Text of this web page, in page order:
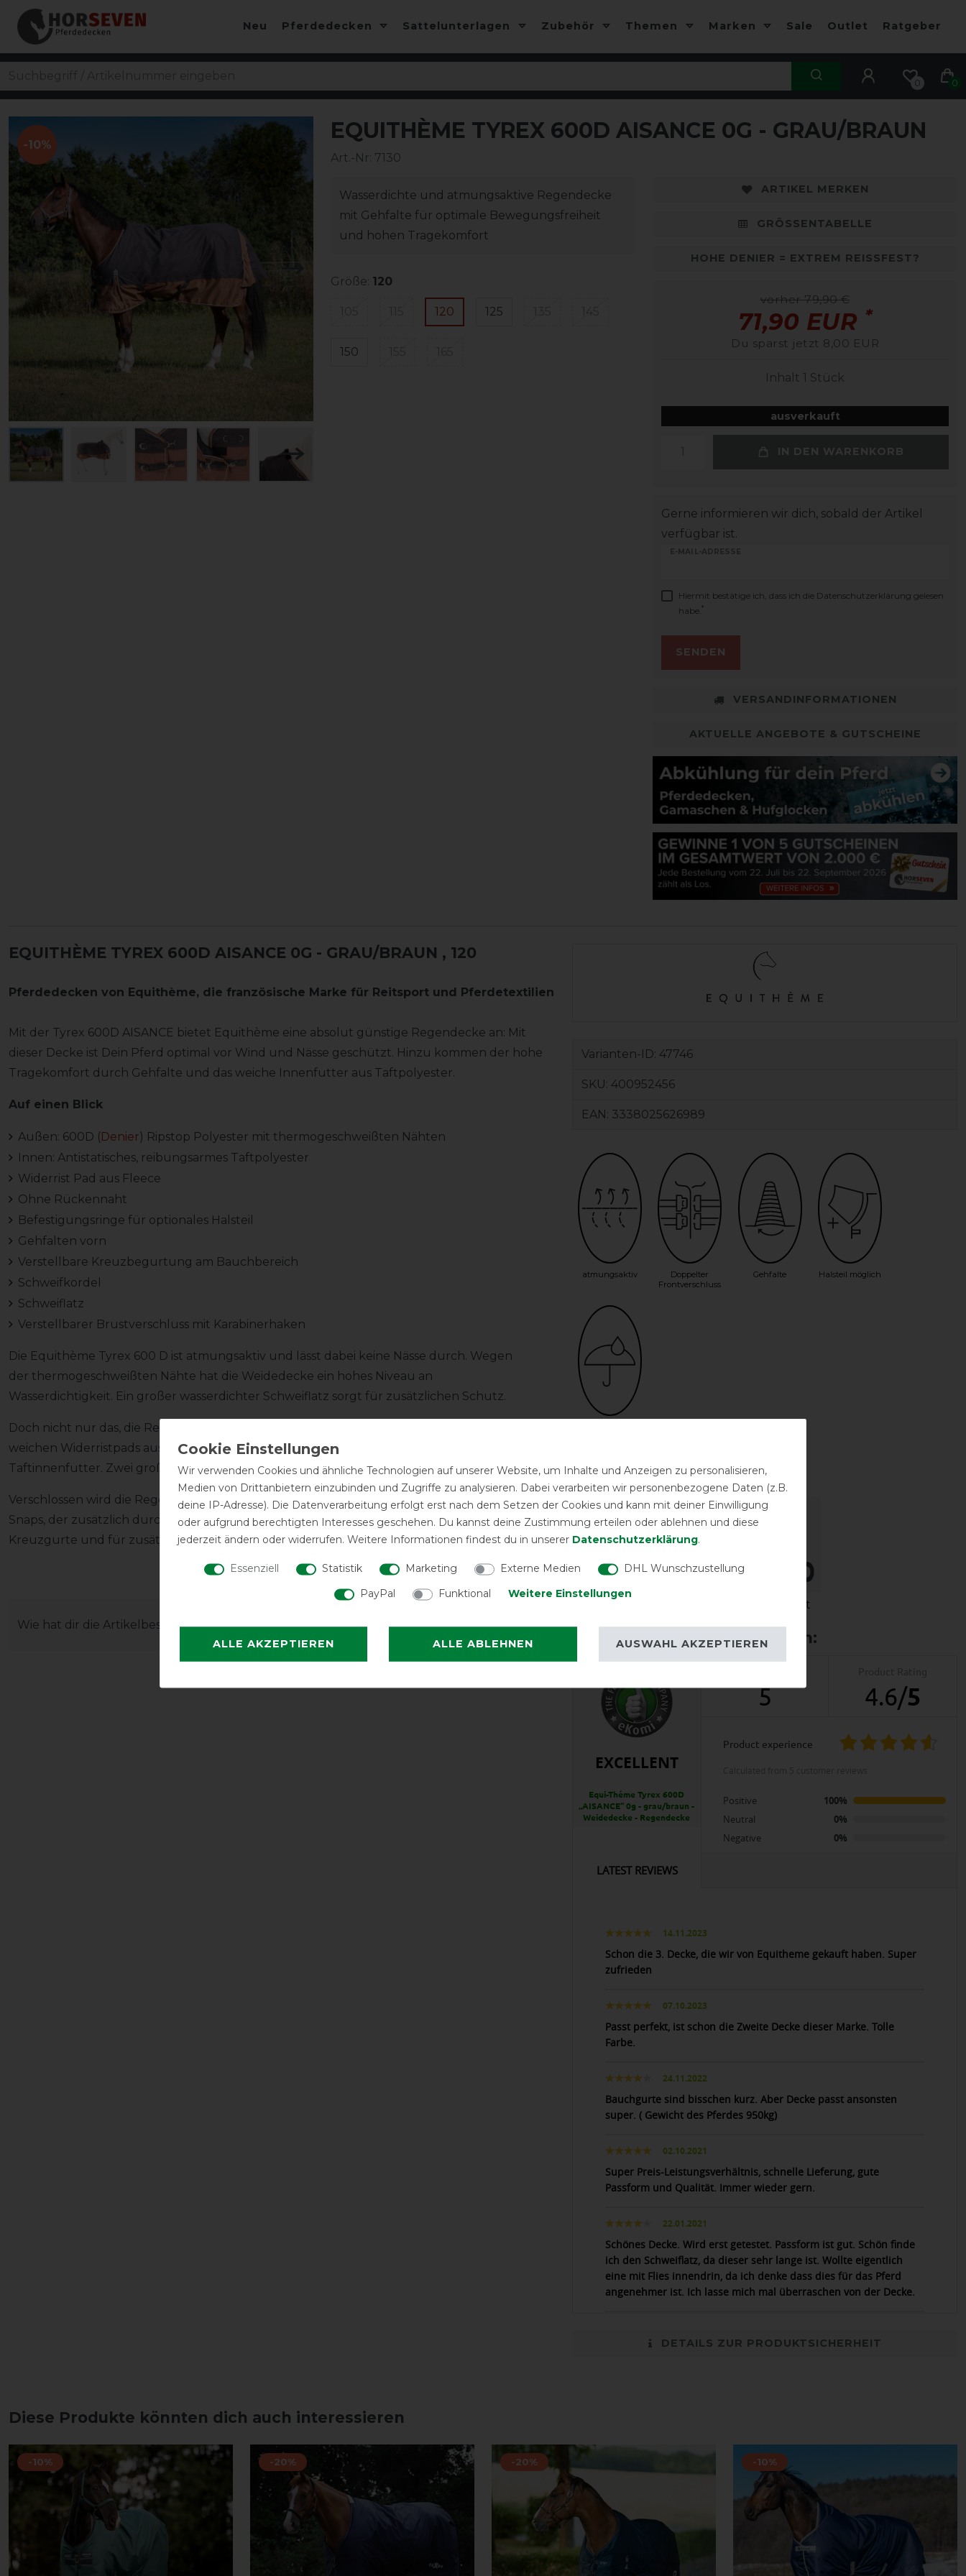
Neu Pferdedecken Sattelunterlagen Zubehör Themen Marken Sale Outlet Ratgeber
0 0
-10% -10%
EQUITHÈME TYREX 600D AISANCE 0G - GRAU/BRAUN
Art.-Nr: 7130
Wasserdichte und atmungsaktive Regendecke
mit Gehfalte für optimale Bewegungsfreiheit
und hohen Tragekomfort
Größe: 120
120 125
150
ARTIKEL MERKEN
GRÖSSENTABELLE
HOHE DENIER = EXTREM REISSFEST?
vorher 79,90 €
71,90 EUR *
Du sparst jetzt 8,00 EUR
Inhalt 1 Stück
ausverkauft
IN DEN WARENKORB
Gerne informieren wir dich, sobald der Artikel
verfügbar ist.
E-MAIL-ADRESSE
Hiermit bestätige ich, dass ich die Daten­schutz­erklärung gelesen
habe. *
SENDEN
VERSANDINFORMATIONEN
AKTUELLE ANGEBOTE & GUTSCHEINE
EQUITHÈME TYREX 600D AISANCE 0G - GRAU/BRAUN , 120
Pferdedecken von Equithème, die französische Marke für Reitsport und Pferdetextilien
Mit der Tyrex 600D AISANCE bietet Equithème eine absolut günstige Regendecke an: Mit
dieser Decke ist Dein Pferd optimal vor Wind und Nässe geschützt. Hinzu kommen der hohe
Tragekomfort durch Gehfalte und das weiche Innenfutter aus Taftpolyester.
Auf einen Blick
Außen: 600D ( Denier) Ripstop Polyester mit thermogeschweißten Nähten
Innen: Antistatisches, reibungsarmes Taftpolyester
Widerrist Pad aus Fleece
Ohne Rückennaht
Befestigungsringe für optionales Halsteil
Gehfalten vorn
Verstellbare Kreuzbegurtung am Bauchbereich
Schweifkordel
Schweiflatz
Verstellbarer Brustverschluss mit Karabinerhaken
Die Equithème Tyrex 600 D ist atmungsaktiv und lässt dabei keine Nässe durch. Wegen
der thermogeschweißten Nähte hat die Weidedecke ein hohes Niveau an
Wasserdichtigkeit. Ein großer wasserdichter Schweiflatz sorgt für zusätzlichen Schutz.
Doch nicht nur das, die Regendecke besticht durch ihren hohen Tragekomfort, dank eines
weichen Widerristpads aus Fleece und dem antistatischen und reibungsarmen Polyester
Taftinnenfutter. Zwei großzügige Gehfalten sorgen für optimale Bewegungsfreiheit
Verschlossen wird die Regendecke mit einem doppeltem verstellbaren Brustverschluss mit
Snaps, der zusätzlich durch Klettlaschen gesichert ist. Am Bauch befinden sich tief liegende
Kreuzgurte und für zusätzliche Sicherheit sorgt der Schweiflatz.
Wie hat dir die Artikelbeschreibung gefallen?
Varianten-ID: 47746
SKU: 400952456
EAN: 3338025626989
atmungsaktiv
Doppelter
Frontverschluss
Gehfalte Halsteil möglich
Qualitätsstufen
Wasserdichtigkeit
EXCELLENT
Equi-Théme Tyrex 600D
„AISANCE“ 0g - grau/braun -
Weidedecke - Regendecke
5 4.6/5
product experience
Positive
100%
Neutral
0%
Negative
0%
LATEST REVIEWS
14.11.2023
Schon die 3. Decke, die wir von Equitheme gekauft haben. Super
zufrieden
07.10.2023
Passt perfekt, ist schon die Zweite Decke dieser Marke. Tolle
Farbe.
24.11.2022
Bauchgurte sind bisschen kurz. Aber Decke passt ansonsten
super. ( Gewicht des Pferdes 950kg)
02.10.2021
Super Preis-Leistungsverhältnis, schnelle Lieferung, gute
Passform und Qualität. Immer wieder gern.
22.01.2021
Schönes Decke. Wird erst getestet. Passform ist gut. Schön finde
ich den Schweiflatz, da dieser sehr lange ist. Wollte eigentlich
eine mit Flies innendrin, da ich denke dass dies für das Pferd
angenehmer ist. Ich lasse mich mal überraschen von der Decke.
DETAILS ZUR PRODUKTSICHERHEIT
Diese Produkte könnten dich auch interessieren
-10% -20% -20% -10%
Wir verwenden Cookies und ähnliche Technologien auf unserer Website, um Inhalte und Anzeigen zu personalisieren,
Medien von Drittanbietern einzubinden und Zugriffe zu analysieren. Dabei verarbeiten wir personenbezogene Daten (z.B.
deine IP-Adresse). Die Datenverarbeitung erfolgt erst nach dem Setzen der Cookies und kann mit deiner Einwilligung
oder aufgrund berechtigten Interesses geschehen. Du kannst deine Zustimmung erteilen oder ablehnen und diese
jederzeit ändern oder widerrufen. Weitere Informationen findest du in unserer Daten­schutz­erklärung.
Essenziell Statistik Marketing Externe Medien
DHL Wunschzustellung
PayPal
Funktional Weitere Einstellungen
ALLE AKZEPTIEREN ALLE ABLEHNEN AUSWAHL AKZEPTIEREN